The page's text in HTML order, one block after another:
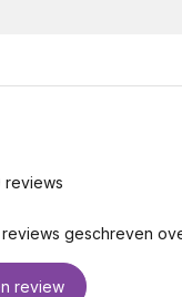
reviews
geschreven
review